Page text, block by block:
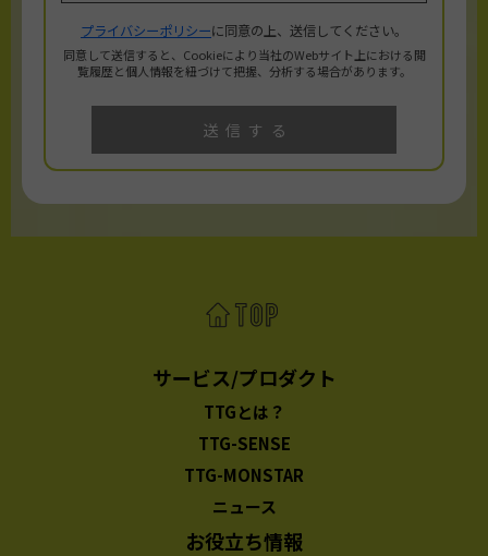
サービス/プロダクト
TTGとは？
TTG-SENSE
TTG-MONSTAR
ニュース
お役立ち情報